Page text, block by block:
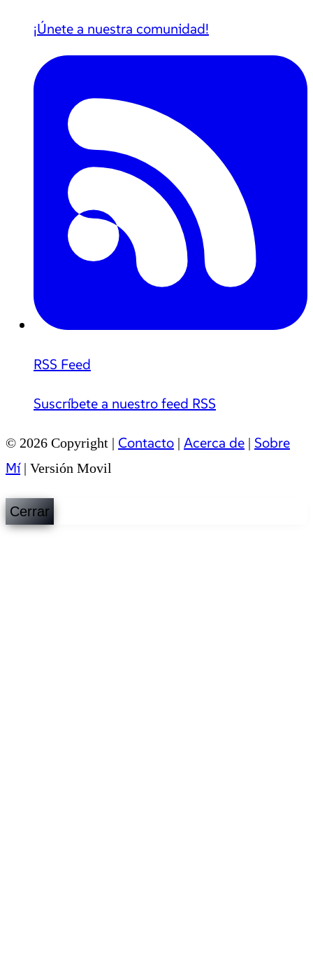
¡Únete a nuestra comunidad!
RSS Feed
Suscríbete a nuestro feed RSS
© 2026 Copyright | Contacto | Acerca de | Sobre
Mí| Versión Movil
Cerrar